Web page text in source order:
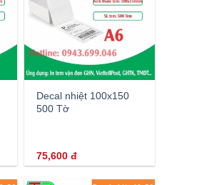
Decal nhiệt 100x150
500 Tờ
75,600 đ